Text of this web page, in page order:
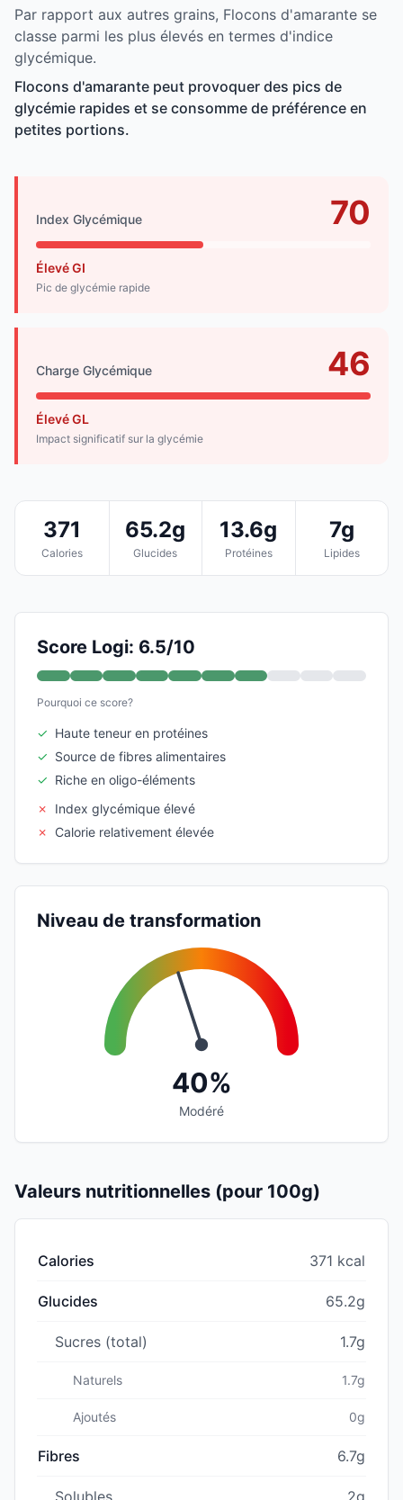
Par rapport aux autres grains, Flocons d'amarante se
classe parmi les plus élevés en termes d'indice
glycémique.
Flocons d'amarante peut provoquer des pics de
glycémie rapides et se consomme de préférence en
petites portions.
Index Glycémique 70
Élevé GI
Pic de glycémie rapide
Charge Glycémique 46
Élevé GL
Impact significatif sur la glycémie
371
Calories
65.2g
Glucides
13.6g
Protéines
7g
Lipides
Score Logi: 6.5/10
Pourquoi ce score?
✓ Haute teneur en protéines
✓ Source de fibres alimentaires
✓ Riche en oligo-éléments
✗
Index glycémique élevé
✗
Calorie relativement élevée
Niveau de transformation
40%
Modéré
Valeurs nutritionnelles (pour 100g)
Calories 371 kcal
Glucides 65.2g
Sucres (total) 1.7g
Naturels 1.7g
Ajoutés 0g
Fibres 6.7g
Solubles 2g